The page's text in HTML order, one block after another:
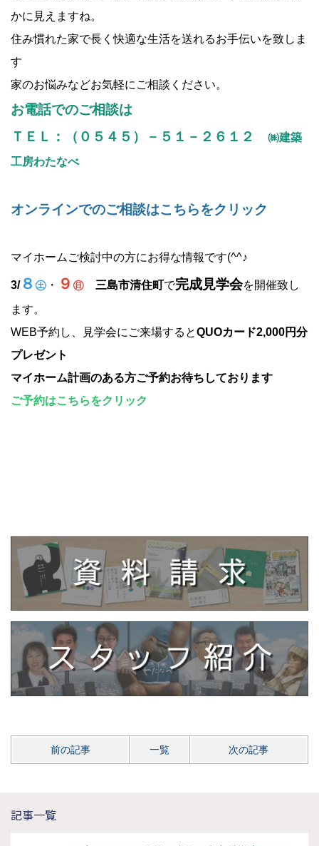
かに見えますね。
住み慣れた家で長く快適な生活を送れるお手伝いを致しま
す
家のお悩みなどお気軽にご相談ください。
お電話でのご相談は
ＴＥＬ：（０５４５）－５１－２６１２
㈱建築
工房わたなべ
オンラインでのご相談はこちらをクリック
マイホームご検討中の方にお得な情報です(^^♪
3/８ ㊏ ・ ９ ㊐ 三島市清住町で完成見学会を開催致し
ます。
WEB予約し、見学会にご来場するとQUOカード2,000円分
プレゼント
マイホーム計画のある方ご予約お待ちしております
ご予約はこちらをクリック
前の記事 一覧 次の記事
記事一覧